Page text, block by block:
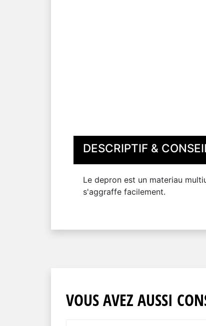
DESCRIPTIF &
Le depron est un materiau
s'aggraffe facilement.
VOUS AVEZ AUSSI